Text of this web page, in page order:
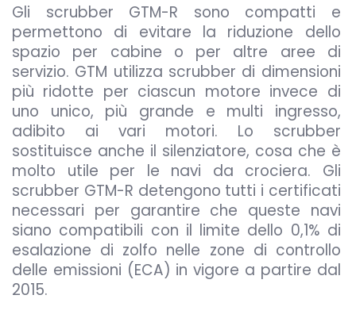
Gli scrubber GTM-R sono compatti e
permettono di evitare la riduzione dello
spazio per cabine o per altre aree di
servizio. GTM utilizza scrubber di dimensioni
più ridotte per ciascun motore invece di
uno unico, più grande e multi ingresso,
adibito ai vari motori. Lo scrubber
sostituisce anche il silenziatore, cosa che è
molto utile per le navi da crociera. Gli
scrubber GTM-R detengono tutti i certificati
necessari per garantire che queste navi
siano compatibili con il limite dello 0,1% di
esalazione di zolfo nelle zone di controllo
delle emissioni (ECA) in vigore a partire dal
2015.